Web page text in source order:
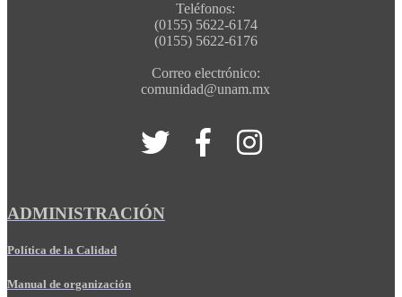
Teléfonos:
(0155) 5622-6174
(0155) 5622-6176
Correo electrónico:
comunidad@unam.mx
ADMINISTRACIÓN
Política de la Calidad
Manual de organización